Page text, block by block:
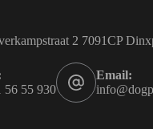
2 7091CP
56 55 930
Email: